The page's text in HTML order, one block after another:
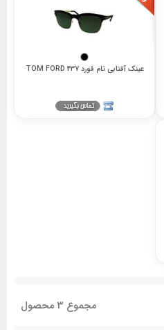
عینک آفتابی تام فورد 437 TOM FORD
مجموع 3 محصول